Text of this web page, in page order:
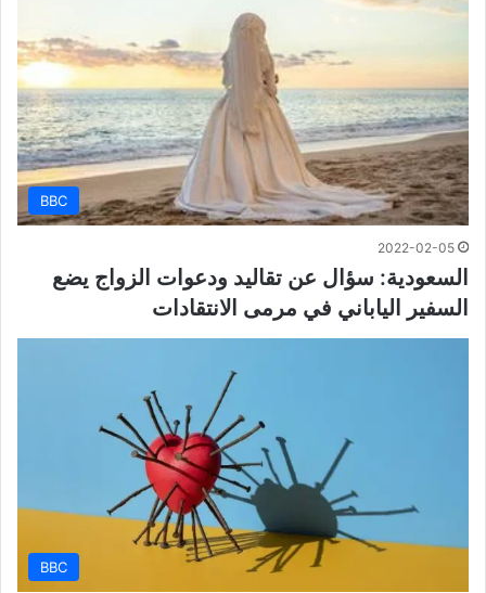
BBC
2022-02-05
السعودية: سؤال عن تقاليد ودعوات الزواج يضع
السفير الياباني في مرمى الانتقادات
BBC